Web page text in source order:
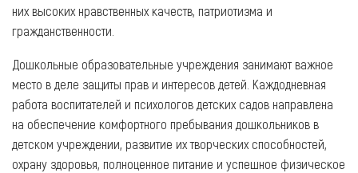
них высоких нравственных качеств, патриотизма и
гражданственности.
Дошкольные образовательные учреждения занимают важное
место в деле защиты прав и интересов детей. Каждодневная
работа воспитателей и психологов детских садов направлена
на обеспечение комфортного пребывания дошкольников в
детском учреждении, развитие их творческих способностей,
охрану здоровья, полноценное питание и успешное физическое